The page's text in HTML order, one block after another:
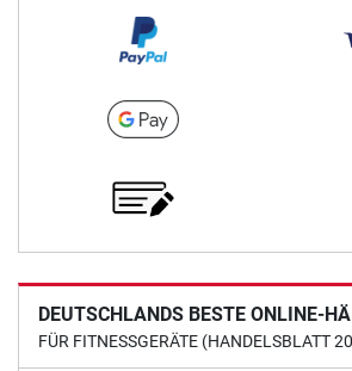
DEUTSCHLANDS BESTE ONLINE-
FÜR FITNESSGERÄTE (HANDELSBLATT